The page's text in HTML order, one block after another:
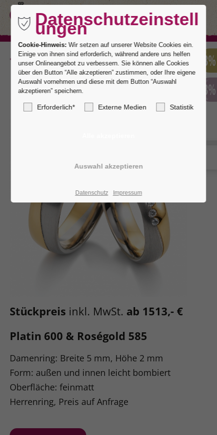
Zurück
Toronto 14
Stückpreis inkl. MwSt. ab 1513,- €
Platin 600 & Roségold 585
Damenring: Breite 5 mm, Höhe 2 mm
Form: außen und innen leicht bombiert
Oberfläche: feinmatt
Herrenring, Preis auf Anfrage
Datenschutzeinstell
ungen
Cookie-Hinweis: Wir setzen auf unserer Website Cookies ein.
Einige von ihnen sind erforderlich, während andere uns helfen
unser Onlineangebot zu verbessern. Sie können alle Cookies
über den Button “Alle akzeptieren” zustimmen, oder Ihre eigene
Auswahl vornehmen und diese mit dem Button “Auswahl
akzeptieren” speichern.
Erforderlich* Externe Medien Statistik
Datenschutz Impressum